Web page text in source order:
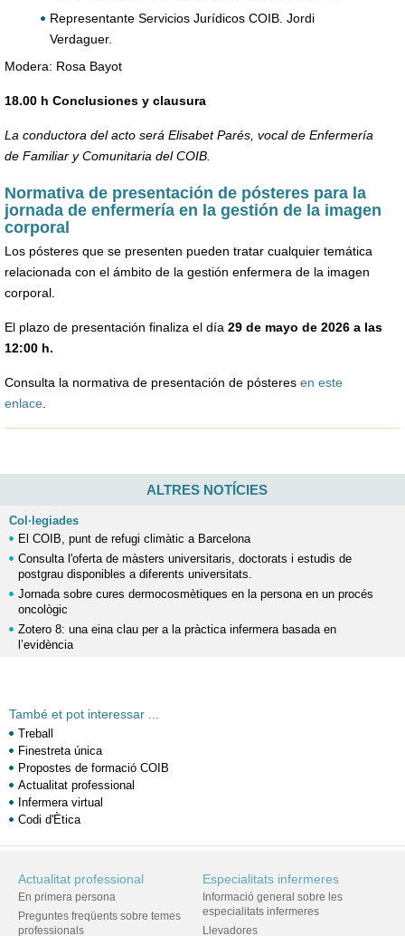
Representante Servicios Jurídicos COIB. Jordi
Verdaguer.
Modera: Rosa Bayot
18.00 h Conclusiones y clausura
La conductora del acto será Elisabet Parés, vocal de Enfermería
de Familiar y Comunitaria del COIB.
Normativa de presentación de pósteres para la
jornada de enfermería en la gestión de la imagen
corporal
Los pósteres que se presenten pueden tratar cualquier temática
relacionada con el ámbito de la gestión enfermera de la imagen
corporal.
El plazo de presentación finaliza el día 29 de mayo de 2026 a las
12:00 h.
Consulta la normativa de presentación de pósteres en este
enlace.
ALTRES NOTÍCIES
Col·legiades
El COIB, punt de refugi climàtic a Barcelona
Consulta l'oferta de màsters universitaris, doctorats i estudis de
postgrau disponibles a diferents universitats.
Jornada sobre cures dermocosmètiques en la persona en un procés
oncològic
Zotero 8: una eina clau per a la pràctica infermera basada en
l’evidència
També et pot interessar ...
Treball
Finestreta única
Propostes de formació COIB
Actualitat professional
Infermera virtual
Codi d'Ètica
Actualitat professional
En primera persona
Preguntes freqüents sobre temes
professionals
Especialitats infermeres
Informació general sobre les
especialitats infermeres
Llevadores